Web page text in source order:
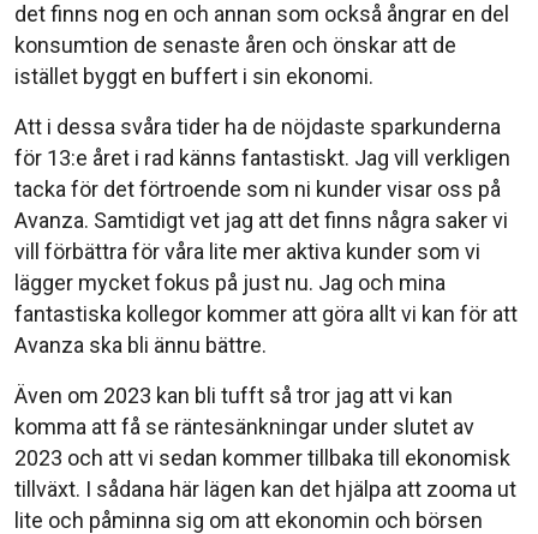
det finns nog en och annan som också ångrar en del
konsumtion de senaste åren och önskar att de
istället byggt en buffert i sin ekonomi.
Att i dessa svåra tider ha de nöjdaste sparkunderna
för 13:e året i rad känns fantastiskt. Jag vill verkligen
tacka för det förtroende som ni kunder visar oss på
Avanza. Samtidigt vet jag att det finns några saker vi
vill förbättra för våra lite mer aktiva kunder som vi
lägger mycket fokus på just nu. Jag och mina
fantastiska kollegor kommer att göra allt vi kan för att
Avanza ska bli ännu bättre.
Även om 2023 kan bli tufft så tror jag att vi kan
komma att få se räntesänkningar under slutet av
2023 och att vi sedan kommer tillbaka till ekonomisk
tillväxt. I sådana här lägen kan det hjälpa att zooma ut
lite och påminna sig om att ekonomin och börsen